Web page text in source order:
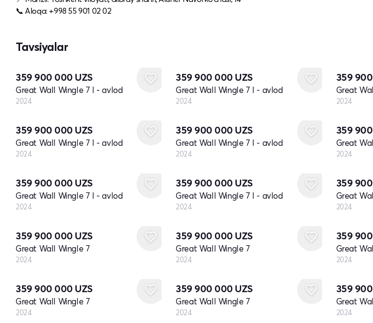
📞 Aloqa: +998 55 901 02 02
Tavsiyalar
359 900 000 UZS
Great Wall Wingle 7 I - avlod
2024
359 900 000 UZS
Great Wall Wingle 7 I - avlod
2024
359
Great
2024
359 900 000 UZS
Great Wall Wingle 7 I - avlod
2024
359 900 000 UZS
Great Wall Wingle 7 I - avlod
2024
359
Great
2024
359 900 000 UZS
Great Wall Wingle 7 I - avlod
2024
359 900 000 UZS
Great Wall Wingle 7 I - avlod
2024
359
Great
2024
359 900 000 UZS
Great Wall Wingle 7
2024
359 900 000 UZS
Great Wall Wingle 7
2024
359
Great
2024
359 900 000 UZS
Great Wall Wingle 7
2024
359 900 000 UZS
Great Wall Wingle 7
2024
359
Great
2024